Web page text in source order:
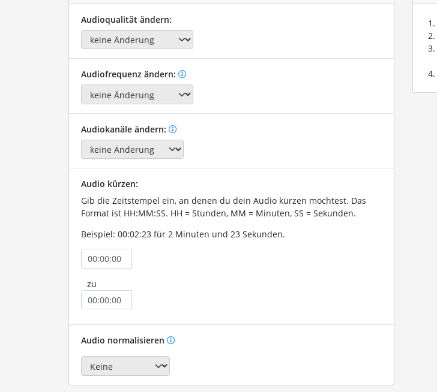
Audioqualität ändern:
Audiofrequenz ändern:
Audiokanäle ändern:
Audio kürzen:
Gib die Zeitstempel ein, an denen du dein Audio kürzen möchtest. Das
Format ist HH:MM:SS. HH = Stunden, MM = Minuten, SS = Sekunden.
Beispiel: 00:02:23 für 2 Minuten und 23 Sekunden.
zu
Audio normalisieren